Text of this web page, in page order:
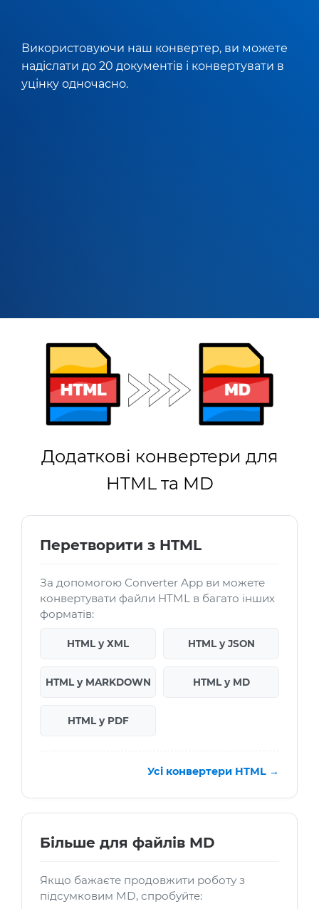
Використовуючи наш конвертер, ви можете
надіслати до 20 документів і конвертувати в
уцінку одночасно.
Додаткові конвертери для
HTML та MD
Перетворити з HTML
За допомогою Converter App ви можете
конвертувати файли HTML в багато інших
форматів:
HTML у XML HTML у JSON
HTML у MARKDOWN HTML у MD
HTML у PDF
Усі конвертери HTML →
Більше для файлів MD
Якщо бажаєте продовжити роботу з
підсумковим MD, спробуйте: